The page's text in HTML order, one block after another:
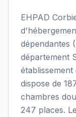
EHPAD
dépendantes
département
dispose de
chambres
247 places.